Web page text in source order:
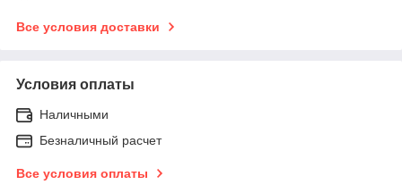
Все условия доставки
Условия оплаты
Наличными
Безналичный расчет
Все условия оплаты